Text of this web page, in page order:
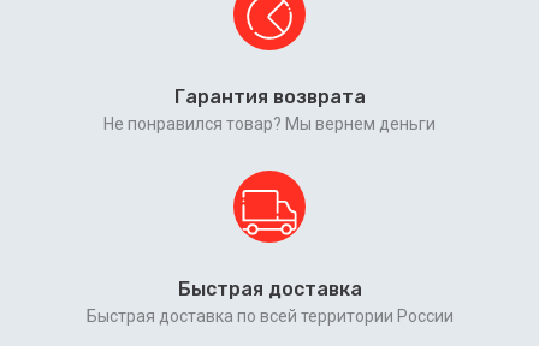
Гарантия возврата
Не понравился товар? Мы вернем деньги
Быстрая доставка
Быстрая доставка по всей территории России